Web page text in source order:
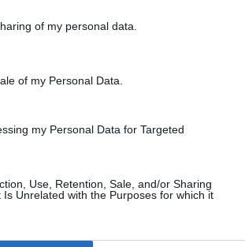
of my personal data.
of my Personal Data.
my Personal Data for Targeted
Use, Retention, Sale, and/or Sharing
Unrelated with the Purposes for which it